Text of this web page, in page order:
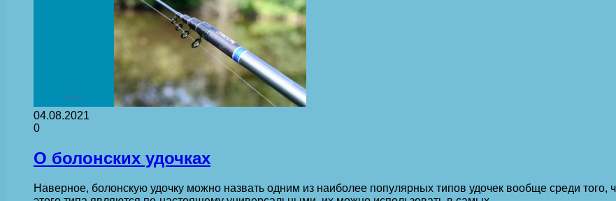
04.08.2021
0
О болонских удочках
Наверное, болонскую удочку можно назвать одним из наиболее популярных типов удочек вообще среди